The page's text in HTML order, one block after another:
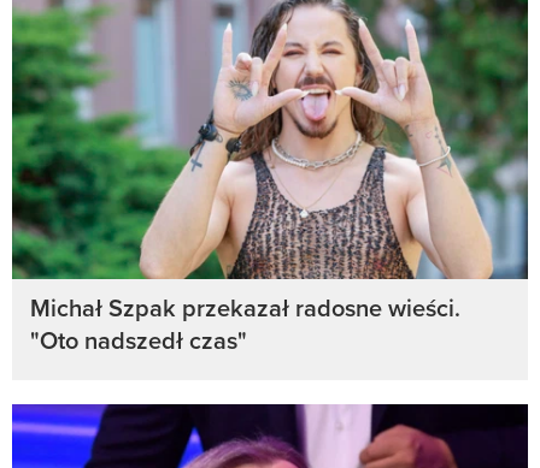
Michał Szpak przekazał radosne wieści.
"Oto nadszedł czas"